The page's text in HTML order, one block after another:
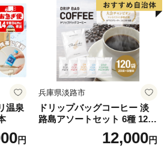
温泉
円
兵庫県淡路市
ドリップバッグコーヒー 淡
路島アソートセット 6種 120
袋 飲み比べ コーヒー
12,000円